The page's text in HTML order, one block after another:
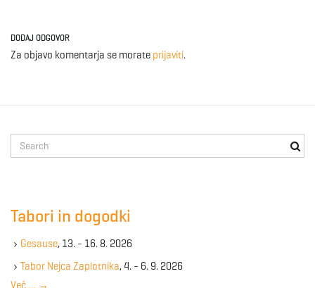
DODAJ ODGOVOR
Za objavo komentarja se morate prijaviti.
e
e
y
w
Tabori in dogodki
Gesause, 13. - 16. 8. 2026
Tabor Nejca Zaplotnika, 4. - 6. 9. 2026
Več … →